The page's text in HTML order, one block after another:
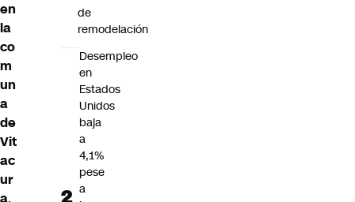
en
la
co
m
un
a
de
Vit
ac
ur
a,
de
remodelación
Desempleo
en
Estados
Unidos
baja
a
4,1%
pese
a